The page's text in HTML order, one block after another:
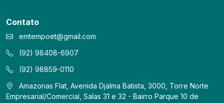
Contato
emtempoet@gmail.com
(92) 98408-6907
(92) 98859-0110
Amazonas Flat, Avenida Djalma Batista, 3000, Torre Norte
Empresarial/Comercial, Salas 31 e 32 - Bairro Parque 10 de